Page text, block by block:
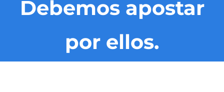
Debemos apostar
por ellos.